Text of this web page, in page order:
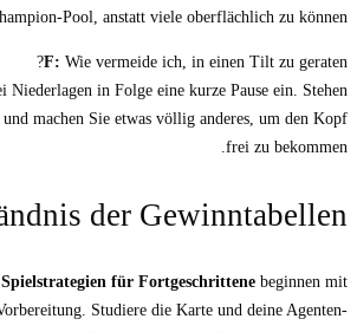
Champion-Pool, anstatt
F:Wie
A:Legen Sie nach zwei Niederlagen in Folge
Sie auf, dehnen Sie sich und machen Sie
Verständnis der
ErfolgreicheSpielstrategien für
gründlicher Vorbereitung. Studiere